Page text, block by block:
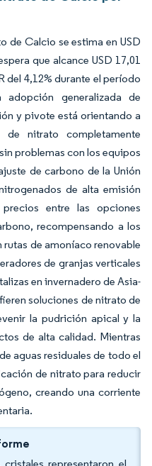
de Calcio se estima en USD
que alcance USD 17,01
del 4,12% durante el período
adopción generalizada de
y pivote está orientando a
nitrato completamente
problemas con los equipos
de carbono de la Unión
de alta emisión
entre las opciones
recompensando a los
de amoníaco renovable
de granjas verticales
en invernadero de Asia-
soluciones de nitrato de
la pudrición apical y la
de alta calidad. Mientras
aguas residuales de todo el
de nitrato para reducir
creando una corriente